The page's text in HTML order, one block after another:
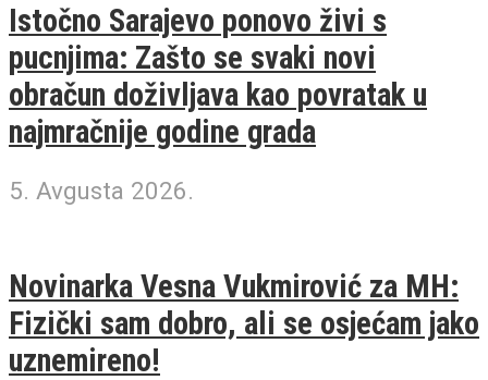
Istočno Sarajevo ponovo živi s
pucnjima: Zašto se svaki novi
obračun doživljava kao povratak u
najmračnije godine grada
5. Avgusta 2026.
Novinarka Vesna Vukmirović za MH:
Fizički sam dobro, ali se osjećam jako
uznemireno!